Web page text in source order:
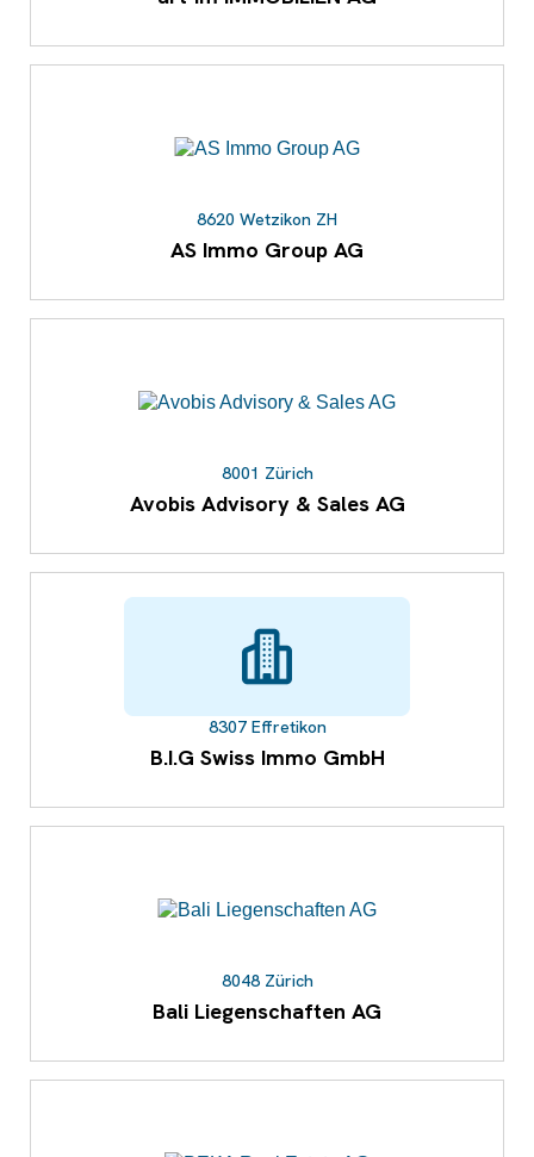
8620 Wetzikon ZH
AS Immo Group AG
8001 Zürich
Avobis Advisory & Sales AG
8307 Effretikon
B.I.G Swiss Immo GmbH
8048 Zürich
Bali Liegenschaften AG